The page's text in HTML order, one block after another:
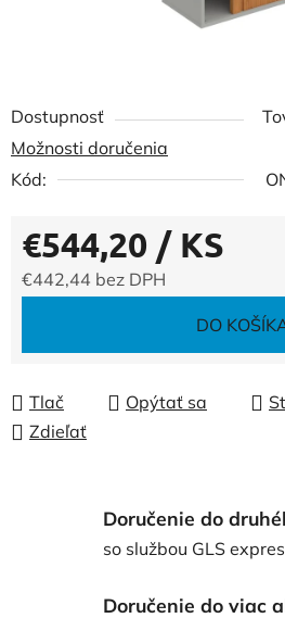
Dostupnosť
Možnosti doručenia
Kód:
€544,20 / KS
€442,44 bez DPH
DO
Tlač Opýtať sa
Zdieľať
Doručenie do
so službou GLS
Doručenie do viac